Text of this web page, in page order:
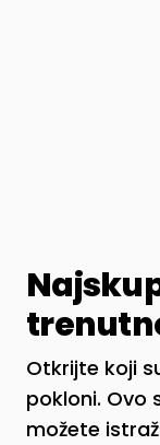
Otkrijte koji
pokloni. Ovo
možete